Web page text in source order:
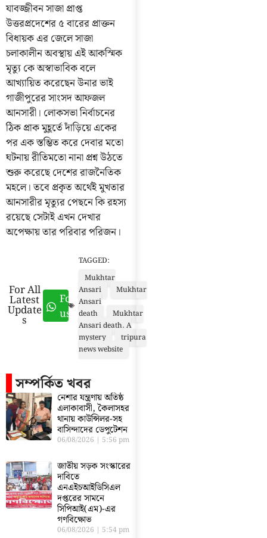
যাবজ্জীবন সাজা প্রাপ্ত
উত্তরপ্রদেশের ৫ বারের প্রাক্তন
বিধায়ক এর জেলে সাজা
চলাকালীন অবস্থায় এই আকস্মিক
মৃত্যু কে অস্বাভাবিক বলে
আখ্যায়িত করেছেন উনার ভাই
গাজীপুরের সাংসদ আফজল
আনসারী। লোকসভা নির্বাচনের
ঠিক প্রাক মুহূর্তে দাঁড়িয়ে একের
পর এক স্তম্ভিত করে দেবার মতো
ঘটনায় রীতিমতো নানা প্রশ্ন উঠতে
শুরু করেছে দেশের রাজনৈতিক
মহলে। তবে প্রকৃত অর্থেই মুখতার
আনসারীর মৃত্যুর পেছনে কি রহস্য
রয়েছে সেটাই এখন দেখার
অপেক্ষায় তার পরিবার পরিজন।
For All
Latest
Update
s
Follow
us
TAGGED:
Mukhtar
Ansari
Mukhtar
Ansari
death
Mukhtar
Ansari death. A
mystery
tripura
news website
সম্পর্কিত খবর
নেশার যন্ত্রণায় অতিষ্ঠ
এলাকাবাসী, কৈলাসহর
থানায় কাউন্সিলর-সহ
বাসিন্দাদের ডেপুটেশন
06/08/2026 5:56 pm
জাতীয় সড়ক সংস্কারের
দাবিতে
এনএইচআইডিসিএল
দপ্তরের সামনে
সিপিআই(এম)-এর
গণবিক্ষোভ
06/08/2026 5:54 pm